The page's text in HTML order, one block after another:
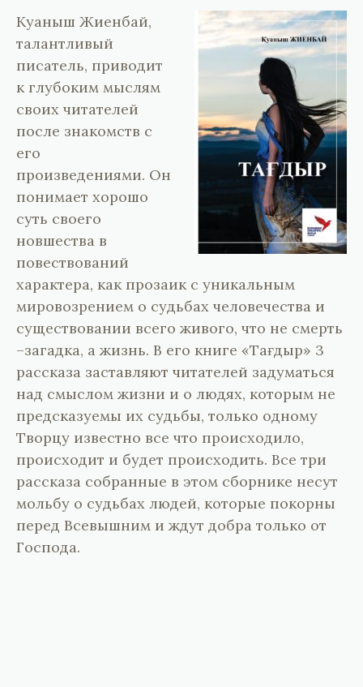
Куаныш Жиенбай,
талантливый
писатель, приводит
к глубоким мыслям
своих читателей
после знакомств с
его
произведениями. Он
понимает хорошо
суть своего
новшества в
повествований
характера, как прозаик с уникальным
мировозрением о судьбах человечества и
существовании всего живого, что не смерть
–загадка, а жизнь. В его книге «Тағдыр» 3
рассказа заставляют читателей задуматься
над смыслом жизни и о людях, которым не
предсказуемы их судьбы, только одному
Творцу известно все что происходило,
происходит и будет происходить. Все три
рассказа собранные в этом сборнике несут
мольбу о судьбах людей, которые покорны
перед Всевышним и ждут добра только от
Господа.